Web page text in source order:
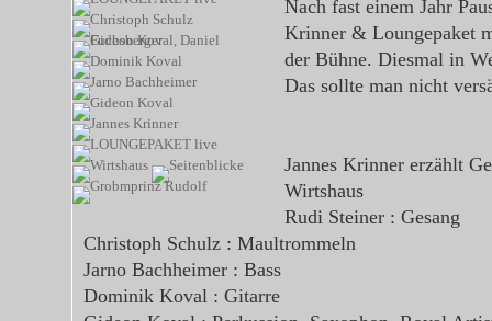
Nach fast einem Jahr
Krinner & Loungepaket
der Bühne. Diesmal in
Das sollte man nicht
Jannes Krinner erzählt
Wirtshaus
Rudi Steiner : Gesang
Christoph Schulz : Maultrommeln
Jarno Bachheimer : Bass
Dominik Koval : Gitarre